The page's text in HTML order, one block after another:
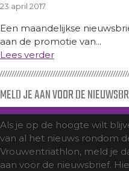
23 april 2017
Een maandelijkse
aan de promotie van...
Lees verder
MELD JE AAN VOOR DE
Als je op de hoogte wilt
van al het nieuws rondom
Vrouwentriathlon, meld je
aan voor de nieuwsbrief.